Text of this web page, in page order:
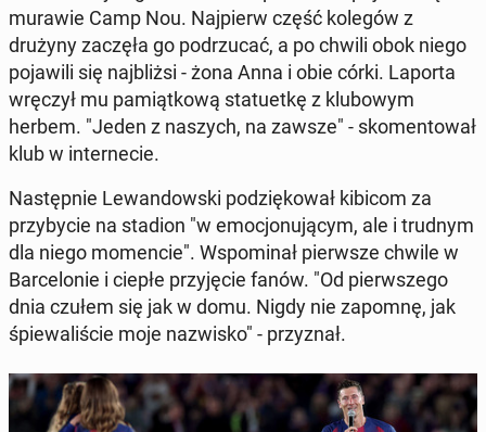
murawie Camp Nou. Na­jpierw część kolegów z
drużyny zaczęła go po­drzu­cać, a po chwili obok niego
po­jaw­ili się na­jbliżsi - żona Anna i obie córki. Laporta
wręczył mu pamiątkową stat­uetkę z klubowym
herbem. "Jeden z naszych, na zawsze" - sko­men­tował
klub w in­ternecie.
Następ­nie Lewandows­ki podz­iękował kibicom za
przy­by­cie na stadion "w emocjonu­ją­cym, ale i trudnym
dla niego mo­men­cie". Wspom­i­nał pier­wsze chwile w
Barcelonie i ciepłe przyję­cie fanów. "Od pier­wszego
dnia czułem się jak w domu. Nigdy nie zapomnę, jak
śpiewal­iś­cie moje nazwisko" - przyz­nał.